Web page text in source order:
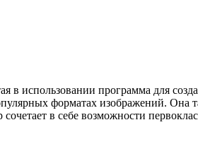
в использовании программа для
форматах изображений.
в себе возможности